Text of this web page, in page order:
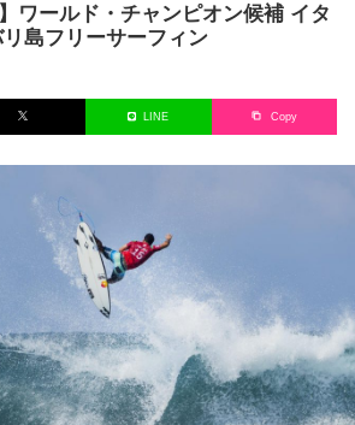
ワールド・チャンピオン候補 イタ
島フリーサーフィン
LINE Copy